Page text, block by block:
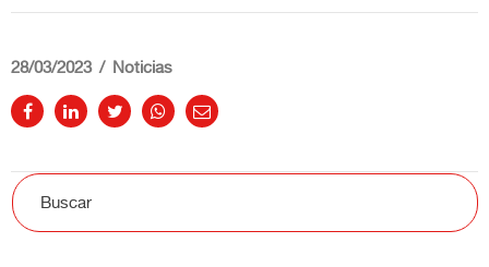
28/03/2023 Noticias